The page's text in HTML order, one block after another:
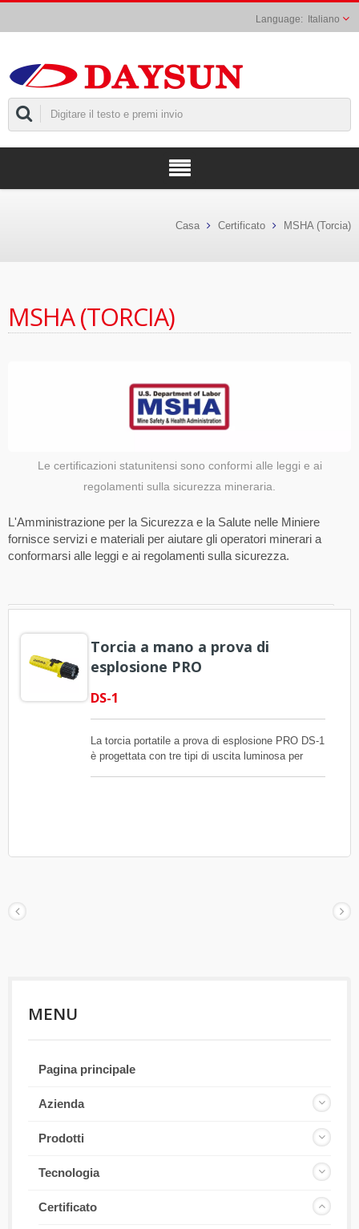
Italiano
Casa Certificato MSHA (Torcia)
MSHA (TORCIA)
Le certificazioni statunitensi sono conformi alle leggi e ai
regolamenti sulla sicurezza mineraria.
L'Amministrazione per la Sicurezza e la Salute nelle Miniere
fornisce servizi e materiali per aiutare gli operatori minerari a
conformarsi alle leggi e ai regolamenti sulla sicurezza.
Torcia a mano a prova di
esplosione PRO
DS-1
La torcia portatile a prova di esplosione PRO DS-1
è progettata con tre tipi di uscita luminosa per
MENU
Pagina principale
Azienda
Prodotti
Tecnologia
Certificato